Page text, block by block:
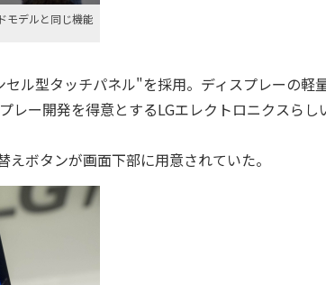
モデルと同じ機能
ル型タッチパネル"を採用。ディスプレーの軽
レー開発を得意とするLGエレクトロニクスらし
ボタンが画面下部に用意されていた。